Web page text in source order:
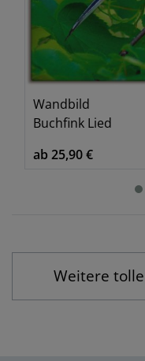
Wandbild
Buchfink Lied
ab 25,90 €
Weitere